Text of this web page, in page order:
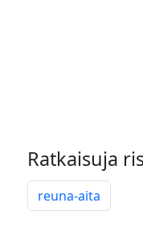
Ratkaisuja
reuna-aita